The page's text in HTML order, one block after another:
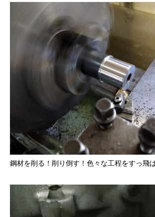
鋼材を削る！削り倒す！色々な工程をすっ飛